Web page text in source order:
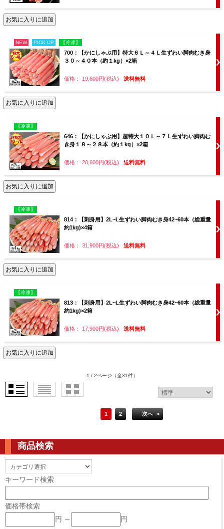
NEW PICK UP 【冷凍】
700：【かにしゃぶ用】特大６Ｌ～４Ｌ生ずわい脚肉むき身
３０～４０本（約１kg）×2箱
価格： 19,600円(税込) 送料無料
【冷凍】
646：【かにしゃぶ用】超特大１０Ｌ～７Ｌ生ずわい脚肉む
き身１８～２８本（約１kg）×2箱
価格： 20,600円(税込) 送料無料
【冷凍】
814：【刺身用】2L~L生ずわい脚肉むき身42~60本（総重量
約1kg)×4箱
価格： 31,900円(税込) 送料無料
【冷凍】
813：【刺身用】2L~L生ずわい脚肉むき身42~60本（総重量
約1kg)×2箱
価格： 17,900円(税込) 送料無料
1 / 2ページ （全31件）
1 2 次へ
商品検索
キーワード検索
価格帯検索
円 ～
円